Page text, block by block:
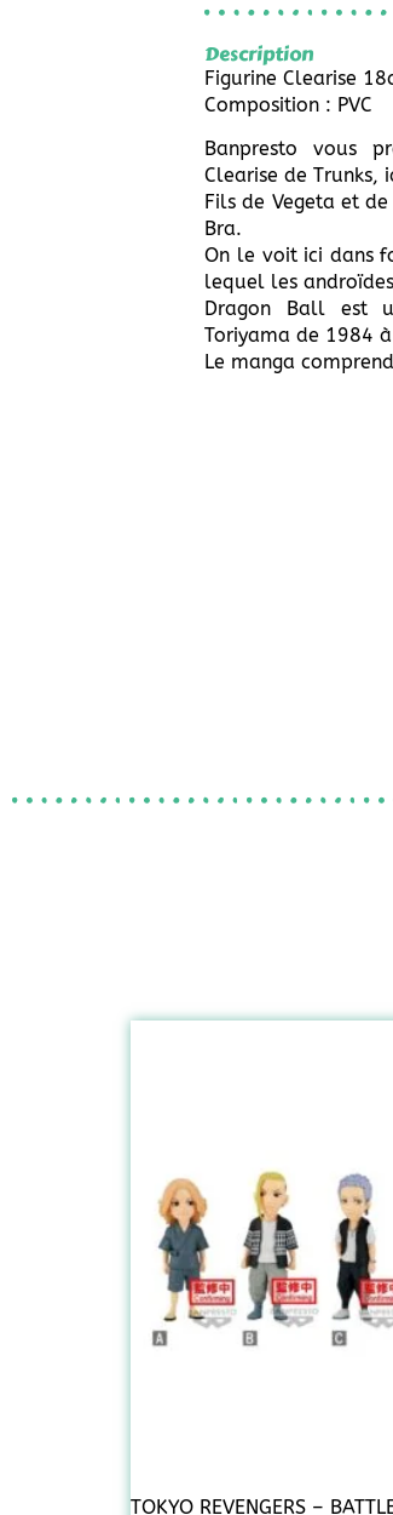
Description
Figurine Clearise
Composition : PVC
Banpresto vous
Clearise de Trunks,
Fils de Vegeta et
Bra.
On le voit ici dans
lequel les
Dragon Ball est
Toriyama de 1984
Le manga
TOKYO REVENGERS –